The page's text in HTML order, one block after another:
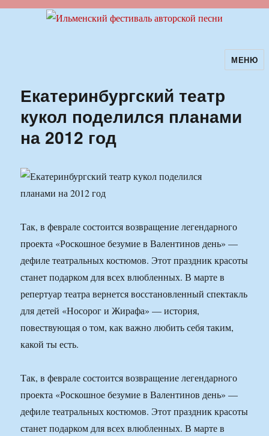
Ильменский фестиваль авторскойМЕНЮ
Екатеринбургский театр
кукол поделился планами
на 2012 год
Так, в феврале состоится возвращение легендарного
проекта «Роскошное безумие в Валентинов день» —
дефиле театральных костюмов. Этот праздник красоты
станет подарком для всех влюбленных. В марте в
репертуар театра вернется восстановленный спектакль
для детей «Носорог и Жирафа» — история,
повествующая о том, как важно любить себя таким,
какой ты есть.
Так, в феврале состоится возвращение легендарного
проекта «Роскошное безумие в Валентинов день» —
дефиле театральных костюмов. Этот праздник красоты
станет подарком для всех влюбленных. В марте в